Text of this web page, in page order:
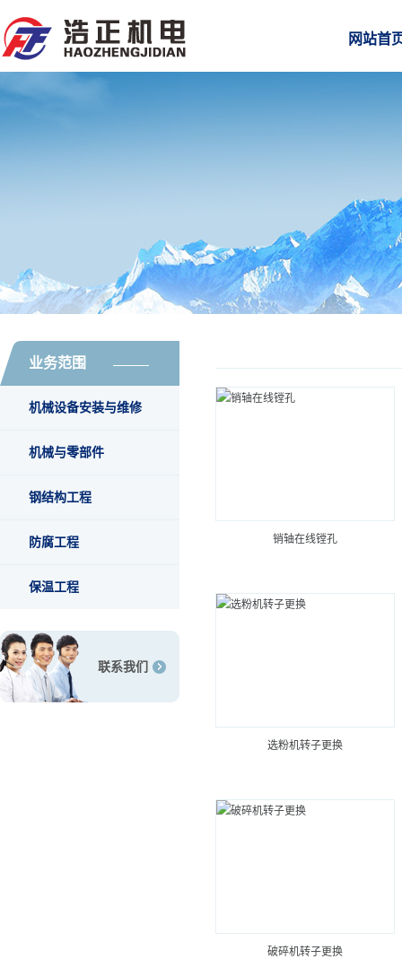
网站首
业务范围
机械设备安装与维修
机械与零部件
钢结构工程
防腐工程
保温工程
联系我们
销轴在线镗孔
选粉机转子更换
破碎机转子更换